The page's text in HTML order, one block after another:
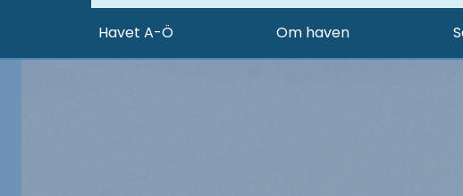
Havet A-Ö Om haven